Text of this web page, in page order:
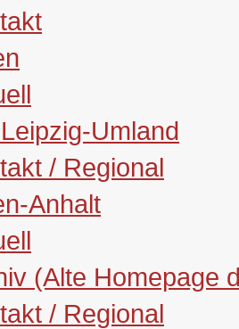
Umland
/ Regional
Anhalt
(Alte Homepage
/ Regional